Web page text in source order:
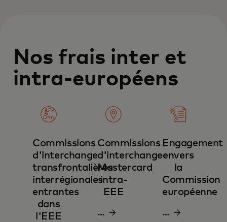
Nos frais inter et
intra-européens
Commissions
d'interchange
transfrontalières
interrégionales
entrantes
dans
l'EEE
Commissions
d'interchange
Mastercard
intra-
EEE
Télécharger
Engagement
envers
la
Commission
européenne
Télécharger